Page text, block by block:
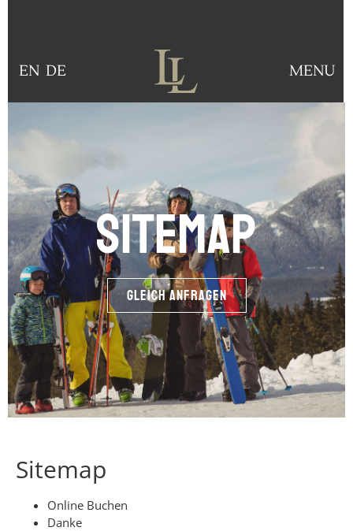
EN DE MENU
Sitemap
gleich anfragen
Sitemap
Online Buchen
Danke